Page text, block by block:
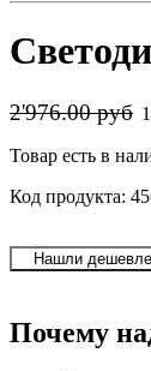
2'976.00 руб
Товар есть в
Код продукта:
Почему